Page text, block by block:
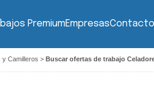
PremiumEmpresasContacto
y Camilleros > Buscar ofertas de trabajo